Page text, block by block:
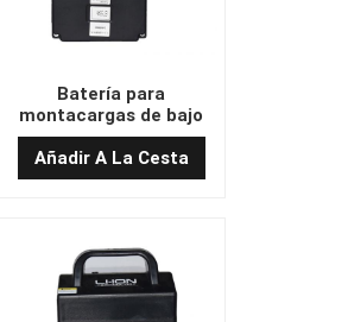
Batería para
montacargas de bajo
costo de 24 V 55 Ah
(260 x 170 x 220)
Añadir A La Cesta